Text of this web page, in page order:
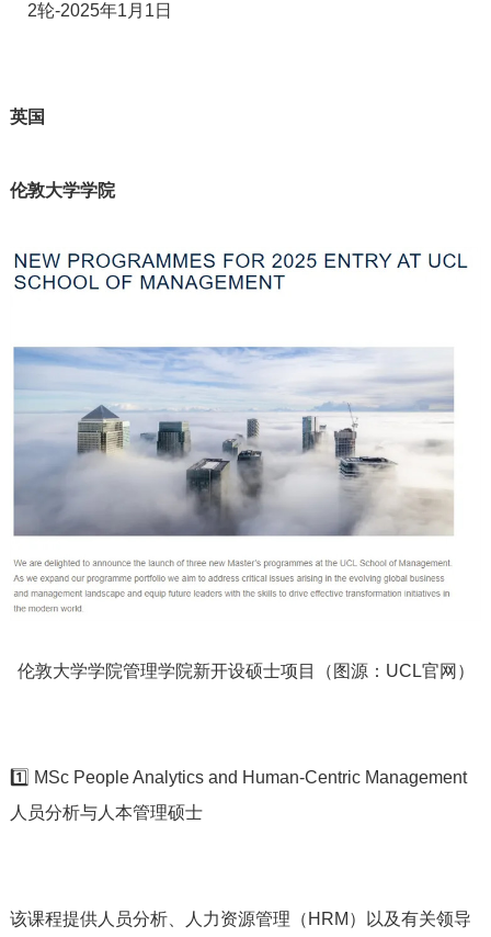
2轮-2025年1月1日
英国
伦敦大学学院
伦敦大学学院管理学院新开设硕士项目（图源：UCL官网）
1️⃣ MSc People Analytics and Human-Centric Management
人员分析与人本管理硕士
该课程提供人员分析、人力资源管理（HRM）以及有关领导